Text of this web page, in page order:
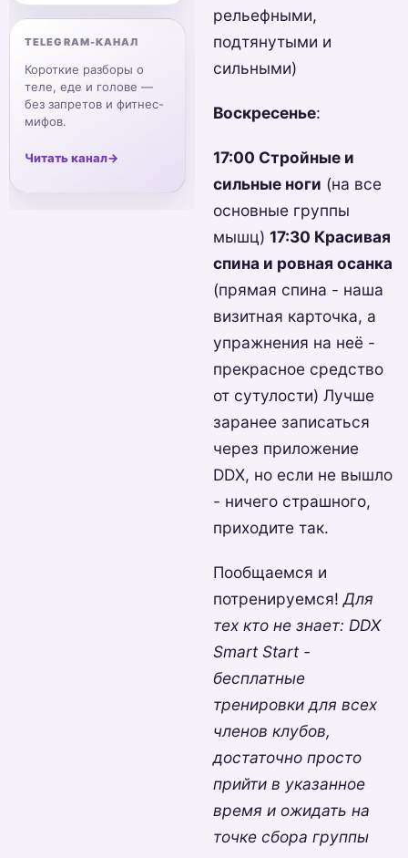
рельефными,
подтянутыми и
сильными)
Воскресенье:
17:00 Стройные и
сильные ноги (на все
основные группы
мышц) 17:30 Красивая
спина и ровная осанка
(прямая спина - наша
визитная карточка, а
упражнения на неё -
прекрасное средство
от сутулости) Лучше
заранее записаться
через приложение
DDX, но если не вышло
- ничего страшного,
приходите так.
Пообщаемся и
потренируемся! Для
тех кто не знает: DDX
Smart Start -
бесплатные
тренировки для всех
членов клубов,
достаточно просто
прийти в указанное
время и ожидать на
точке сбора группы
TELEGRAM-КАНАЛ
Короткие разборы о
теле, еде и голове —
без запретов и фитнес-
мифов.
Читать канал→